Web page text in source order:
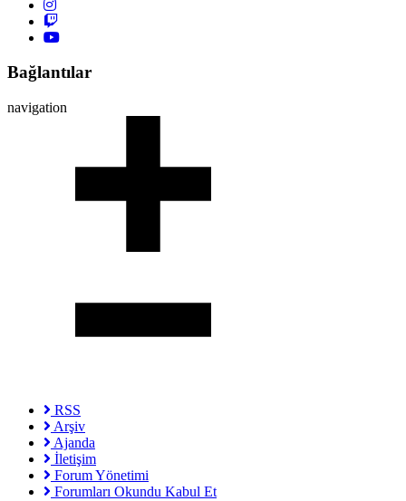
Bağlantılar
navigation
RSS
Arşiv
Ajanda
İletişim
Forum Yönetimi
Forumları Okundu Kabul Et